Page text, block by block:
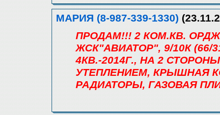
МАРИЯ (8-987-339-1330)
ПРОДАМ!!! 2 КОМ.КВ.
ЖСК"АВИАТОР", 9/10К (66/
4КВ.-2014Г., НА 2
УТЕПЛЕНИЕМ, КРЫШНАЯ
РАДИАТОРЫ, ГАЗОВАЯ